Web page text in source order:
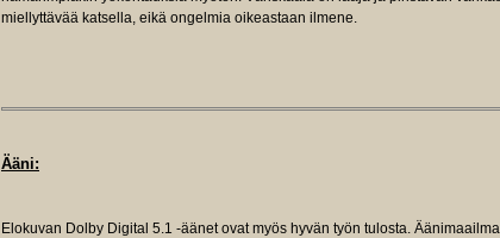
miellyttävää katsella, eikä ongelmia oikeastaan ilmene.
Ääni:
Elokuvan Dolby Digital 5.1 -äänet ovat myös hyvän työn tulosta.